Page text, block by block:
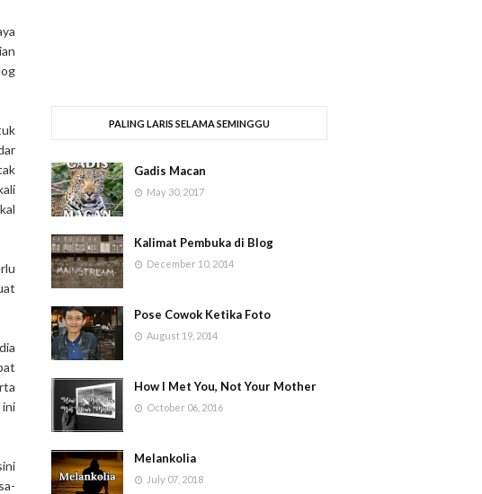
ini
PALING LARIS SELAMA SEMINGGU
Gadis Macan
May 30, 2017
Kalimat Pembuka di Blog
December 10, 2014
Pose Cowok Ketika Foto
August 19, 2014
How I Met You, Not Your Mother
October 06, 2016
Melankolia
July 07, 2018